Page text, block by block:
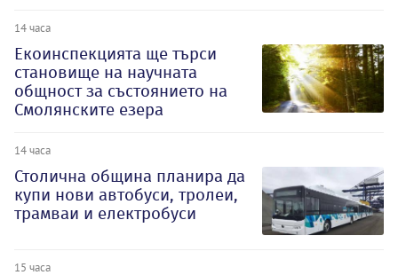
14 часа
Екоинспекцията ще търси
становище на научната
общност за състоянието на
Смолянските езера
14 часа
Столична община планира да
купи нови автобуси, тролеи,
трамваи и електробуси
15 часа